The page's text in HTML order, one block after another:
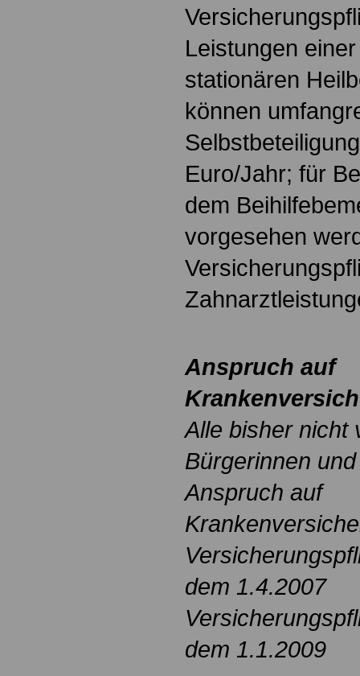
Leistungen
stationären
können
Euro/Jahr; für
dem
vorgesehen
Anspruch auf
Alle bisher nicht
Bürgerinnen
Anspruch auf
dem 1.4.2007
dem 1.1.2009